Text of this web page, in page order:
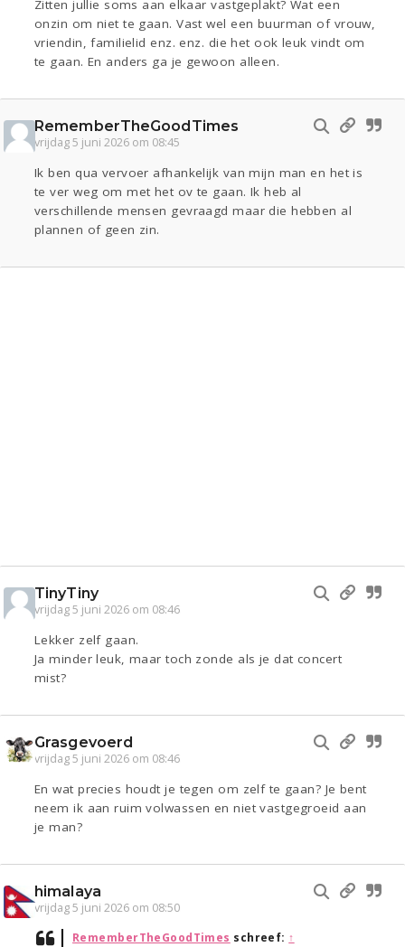
Zitten jullie soms aan elkaar vastgeplakt? Wat een
onzin om niet te gaan. Vast wel een buurman of vrouw,
vriendin, familielid enz. enz. die het ook leuk vindt om
te gaan. En anders ga je gewoon alleen.
RememberTheGoodTimes
vrijdag 5 juni 2026 om 08:45
Ik ben qua vervoer afhankelijk van mijn man en het is
te ver weg om met het ov te gaan. Ik heb al
verschillende mensen gevraagd maar die hebben al
plannen of geen zin.
TinyTiny
vrijdag 5 juni 2026 om 08:46
Lekker zelf gaan.
Ja minder leuk, maar toch zonde als je dat concert
mist?
Grasgevoerd
vrijdag 5 juni 2026 om 08:46
En wat precies houdt je tegen om zelf te gaan? Je bent
neem ik aan ruim volwassen en niet vastgegroeid aan
je man?
himalaya
vrijdag 5 juni 2026 om 08:50
RememberTheGoodTimes schreef: ↑